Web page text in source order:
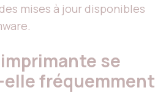
mises à jour disponibles
se
fréquemment